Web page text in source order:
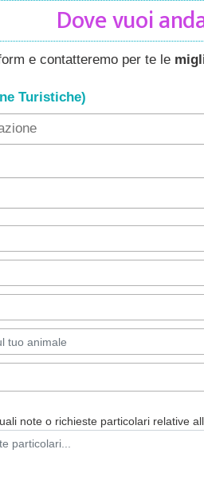
Dove vuoi
e contatteremo per te le
Turistiche)
note o richieste particolari relative